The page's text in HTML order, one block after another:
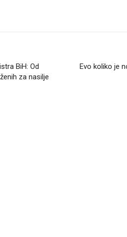
BiH: Od
za nasilje
Evo koliko je